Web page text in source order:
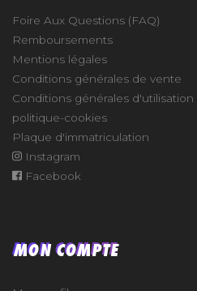
Foire Aux Questions (FAQ)
Remboursements
Mentions légales
Conditions générales de vente
Conditions générales d'utilisation
politique-cookies
Plaque d'immatriculation
Instagram
Facebook
MON COMPTE